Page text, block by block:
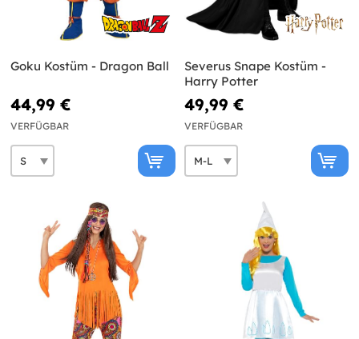
Goku Kostüm - Dragon Ball
44,99 €
VERFÜGBAR
Severus Snape Kostüm -
Harry Potter
49,99 €
VERFÜGBAR